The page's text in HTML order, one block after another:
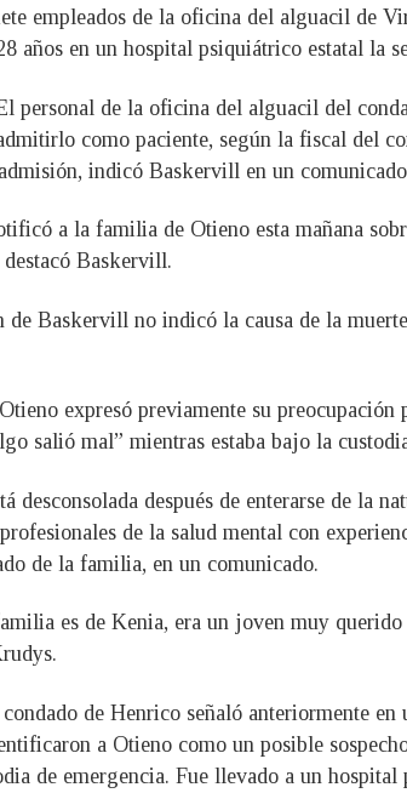
empleados de la oficina del alguacil de
años en un hospital psiquiátrico estatal la
personal de la oficina del alguacil del
como paciente, según la fiscal del
indicó Baskervill en un
a la familia de Otieno esta mañana
destacó Baskervill.
de Baskervill no indicó la causa de la
expresó previamente su
salió mal” mientras estaba bajo la
desconsolada después de enterarse de la
de la salud mental con
de la familia, en un comunicado.
es de Kenia, era un joven muy
de Henrico señaló anteriormente
a Otieno como un posible
de emergencia. Fue llevado a un